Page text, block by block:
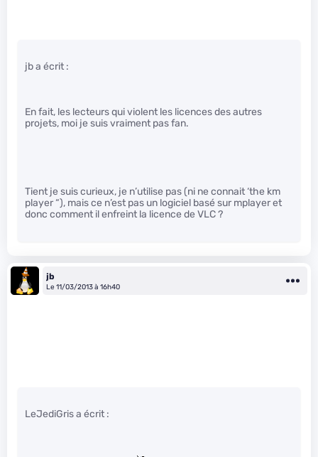
jb a écrit :
En fait, les lecteurs qui violent les licences des autres
projets, moi je suis vraiment pas fan.
Tient je suis curieux, je n’utilise pas (ni ne connait ‘the km
player “), mais ce n’est pas un logiciel basé sur mplayer et
donc comment il enfreint la licence de VLC ?
jb
Le 11/03/2013 à 16h40
LeJediGris a écrit :